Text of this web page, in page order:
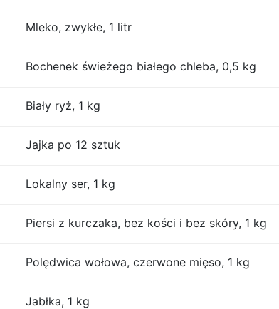
Mleko, zwykłe, 1 litr
Bochenek świeżego białego chleba, 0,5 kg
Biały ryż, 1 kg
Jajka po 12 sztuk
Lokalny ser, 1 kg
Piersi z kurczaka, bez kości i bez skóry, 1 kg
Polędwica wołowa, czerwone mięso, 1 kg
Jabłka, 1 kg